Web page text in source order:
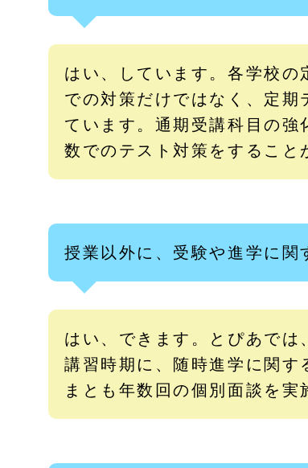
はい、しています。各学校
での対策だけではなく、定期
ています。通期受講科目の
数でのテスト対策をすること
授業以外に、受験や進学に関
はい、できます。とぴあで
講習時期に、随時進学に関す
まとも年数回の個別面談を実